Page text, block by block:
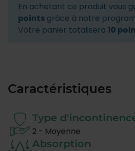
En achetant ce produit vous
points grâce à notre
Votre panier totalisera 10
Caractéristiques
Type
2 - Moyenne
Absorption